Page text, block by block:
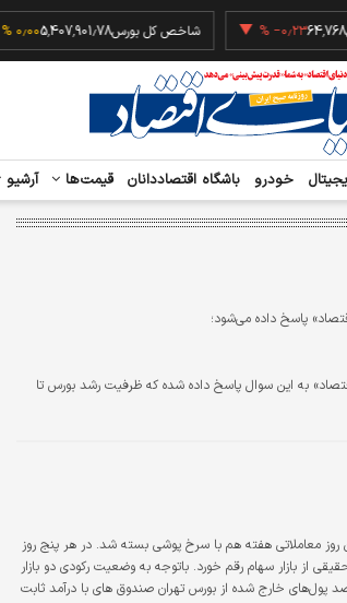
کوین64,768‎−۰٫۲۳ % شاخص کل بورس5,407,901.78
خودرو باشگاه اقتصاددانان قیمت‌ها آرشیو
پاسخ داده می‌شود؛
به این سوال پاسخ داده شده که ظرفیت رشد بورس تا
روز معاملاتی هفته هم با سرخ پوشی بسته شد. در هر پنج روز
از بازار سهام رقم خورد. باتوجه به وضعیت رکودی دو بازار
پول‌های خارج شده از بورس تهران صندوق های با درآمد ثابت